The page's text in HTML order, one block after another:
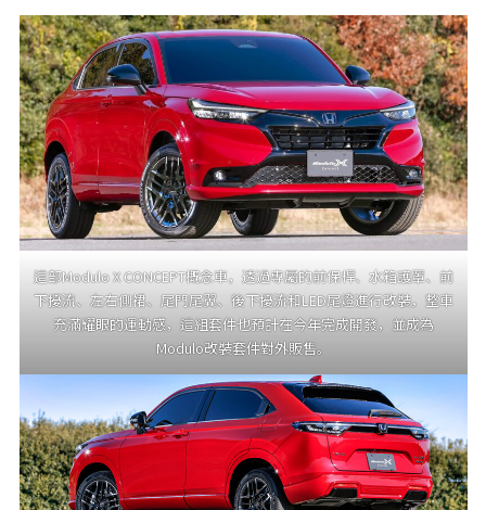
這部Modulo X CONCEPT概念車，透過專屬的前保桿、水箱護罩、前
下擾流、左右側裙、尾門尾翼、後下擾流和LED尾燈進行改裝，整車
充滿耀眼的運動感，這組套件也預計在今年完成開發，並成為
Modulo改裝套件對外販售。